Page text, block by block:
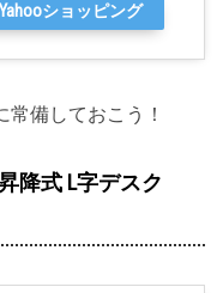
Yahooショッピング
備しておこう！
降式 L字デスク